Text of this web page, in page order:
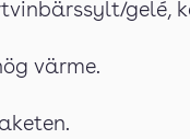
gelé,
värme.